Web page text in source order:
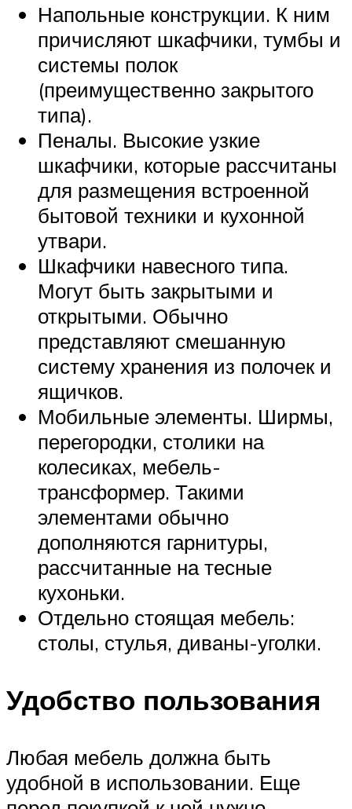
Напольные конструкции. К ним
причисляют шкафчики, тумбы и
системы полок
(преимущественно закрытого
типа).
Пеналы. Высокие узкие
шкафчики, которые рассчитаны
для размещения встроенной
бытовой техники и кухонной
утвари.
Шкафчики навесного типа.
Могут быть закрытыми и
открытыми. Обычно
представляют смешанную
систему хранения из полочек и
ящичков.
Мобильные элементы. Ширмы,
перегородки, столики на
колесиках, мебель-
трансформер. Такими
элементами обычно
дополняются гарнитуры,
рассчитанные на тесные
кухоньки.
Отдельно стоящая мебель:
столы, стулья, диваны-уголки.
Удобство пользования
Любая мебель должна быть
удобной в использовании. Еще